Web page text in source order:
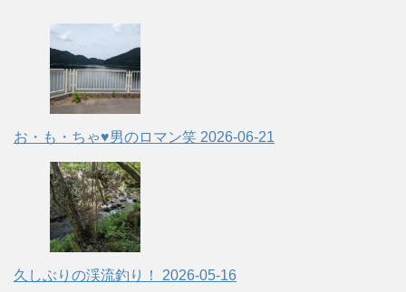
お・も・ちゃ♥男のロマン笑 2026-06-21
久しぶりの渓流釣り！ 2026-05-16